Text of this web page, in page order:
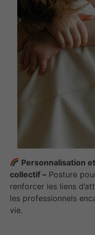
Personnalisation
collectif – Posture
renforcer les liens
les professionnels
vie.